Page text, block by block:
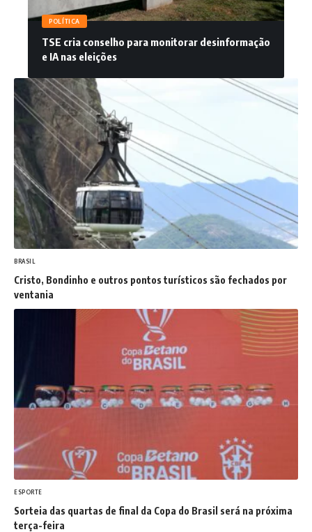
POLÍTICA
TSE cria conselho para monitorar desinformação
e IA nas eleições
BRASIL
Cristo, Bondinho e outros pontos turísticos são fechados por
ventania
ESPORTE
Sorteia das quartas de final da Copa do Brasil será na próxima
terça-feira